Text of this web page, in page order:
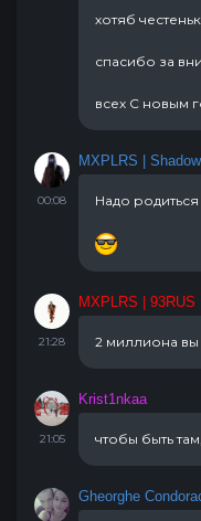
хотяб
спасибо за
всех С новым
00:08
MXPLRS | Shadow
Надо
21:28
MXPLRS | 93RUS
2 миллиона
21:05
Krist1nkaa
чтобы быть
Gheorghe